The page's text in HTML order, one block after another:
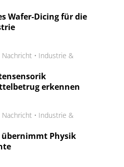
Wafer-Dicing für die
Nachricht • Industrie &
erkennen
Nachricht • Industrie &
übernimmt Physik